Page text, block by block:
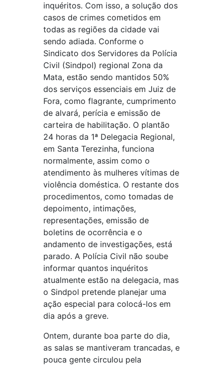
inquéritos. Com isso, a solução dos
casos de crimes cometidos em
todas as regiões da cidade vai
sendo adiada. Conforme o
Sindicato dos Servidores da Polícia
Civil (Sindpol) regional Zona da
Mata, estão sendo mantidos 50%
dos serviços essenciais em Juiz de
Fora, como flagrante, cumprimento
de alvará, perícia e emissão de
carteira de habilitação. O plantão
24 horas da 1ª Delegacia Regional,
em Santa Terezinha, funciona
normalmente, assim como o
atendimento às mulheres vítimas de
violência doméstica. O restante dos
procedimentos, como tomadas de
depoimento, intimações,
representações, emissão de
boletins de ocorrência e o
andamento de investigações, está
parado. A Polícia Civil não soube
informar quantos inquéritos
atualmente estão na delegacia, mas
o Sindpol pretende planejar uma
ação especial para colocá-los em
dia após a greve.
Ontem, durante boa parte do dia,
as salas se mantiveram trancadas, e
pouca gente circulou pela